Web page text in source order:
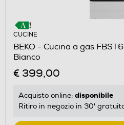
CUCINE
BEKO - Cucina a gas
Bianco
€ 399,00
Acquisto online: disponibile
Ritiro in negozio in 30'